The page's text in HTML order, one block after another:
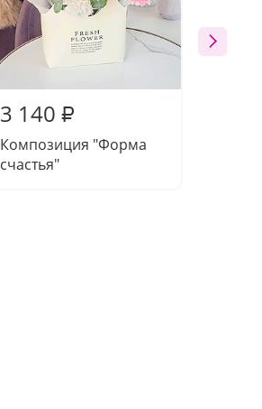
3 140 ₽
Композиция "Форма
счастья"